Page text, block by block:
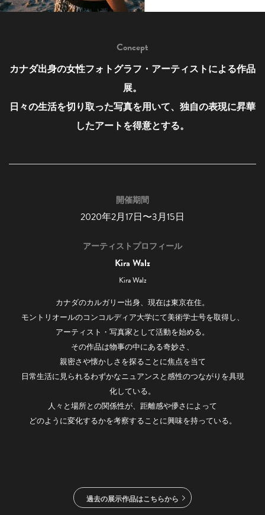
Concept
カナダ出身の女性フォトグラフ・アーティストによる作品
展。
日々の生活を切り取った写真を用いて、独自の表現に昇華
したアートを得意とする。
開催期間
2020年2月17日〜3月15日
アーティストプロフィール
Kira Walz
Kira Walz
カナダのカルガリー出身、現在は東京在住。
モントリオールのコンコルディア大学にて美術学士号を取得し、
アーティスト・写真家として活動を始める。
その作品は物事の中にある奇妙さ、
親密さや懐かしさを探ることに焦点を当て
日常生活に見られるわずかなニュアンスと感性のつながりを具現
化している。
人々と場所との関係性が、距離感や儚さによって
どのように変化するかを考察することに興味を持っている。
過去の展示作品はこちらから